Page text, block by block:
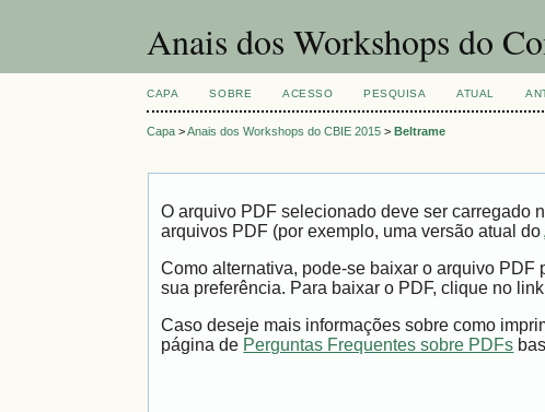
Anais dos Workshops do
CAPA SOBRE ACESSO PESQUISA ATUAL
Capa >Anais dos Workshops do CBIE 2015 >Beltrame
O arquivo PDF selecionado deve ser carregado
arquivos PDF (por exemplo, uma versão atual do
Como alternativa, pode-se baixar o arquivo
sua preferência. Para baixar o PDF, clique no
Caso deseje mais informações sobre como
página de Perguntas Frequentes sobre PDFs